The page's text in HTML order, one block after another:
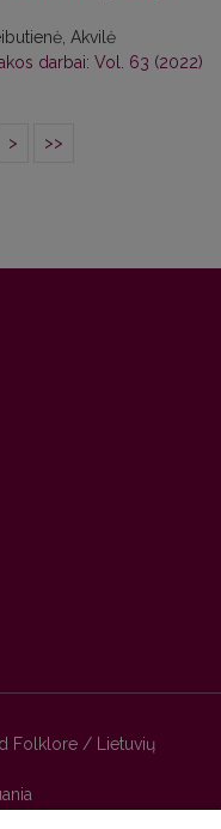
Akvilė
darbai: Vol. 63 (2022)
> >>
Folklore / Lietuvių